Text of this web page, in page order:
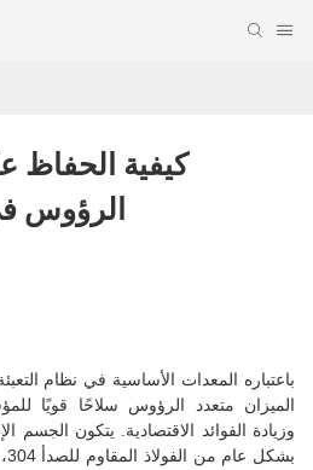
كيفية الحفاظ
الرؤوس
الميزان متعدد الرؤوس سلاحًا قويًا
وزيادة الفوائد الاقتصادية. يتكون الجسم